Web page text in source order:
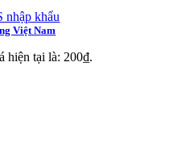
nhập khẩu
Việt Nam
hiện tại là: 200₫.